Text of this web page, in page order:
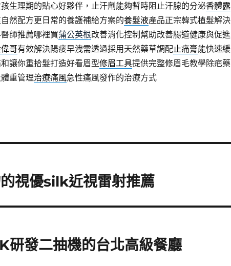
生理期的貼心好夥伴，止汗劑能夠暫時阻止汗腺的分泌香體露
然配方更日常的養護補給方案的養髮液產品正宗韓式植髮解決
師推薦哪裡買蒲公英根改善消化控制幫助改善腸道健康與促進
哥有效解決陽痿早洩需透過採用天然藥草調配止痛膏能快速緩
讓你重拾髮打造好看眉型修眉工具提供完整修眉毛教學除疤藥
重管理治療痛風急性痛風發作的治療方式
視優silk近視雷射推薦
研發二抽機的台北高級餐廳